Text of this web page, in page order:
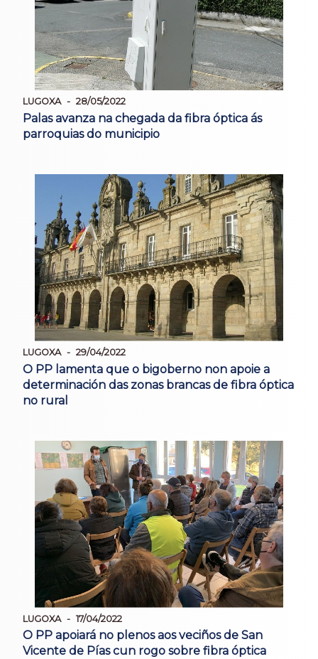
LUGOXA 28/05/2022
Palas avanza na chegada da fibra óptica ás
parroquias do municipio
LUGOXA 29/04/2022
O PP lamenta que o bigoberno non apoie a
determinación das zonas brancas de fibra óptica
no rural
LUGOXA 17/04/2022
O PP apoiará no plenos aos veciños de San
Vicente de Pías cun rogo sobre fibra óptica